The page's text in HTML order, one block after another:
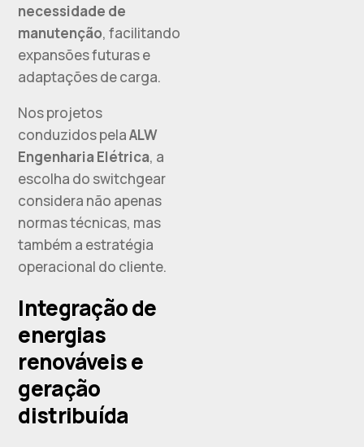
necessidade de
manutenção, facilitando
expansões futuras e
adaptações de carga.
Nos projetos
conduzidos pelaALW
Engenharia Elétrica, a
escolha do switchgear
considera não apenas
normas técnicas, mas
também a estratégia
operacional do cliente.
Integração de
energias
renováveis e
geração
distribuída